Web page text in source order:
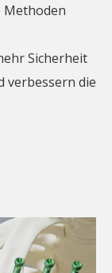
Methoden
Sicherheit
verbessern die